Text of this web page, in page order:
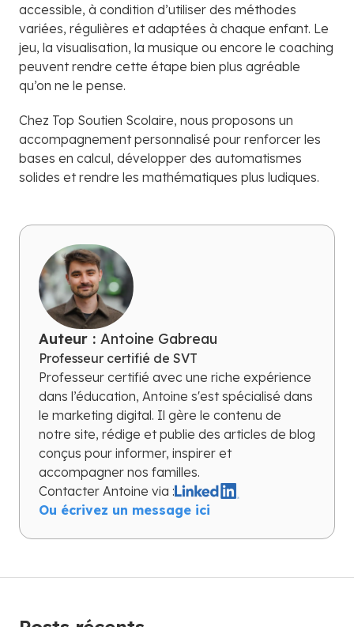
accessible, à condition d’utiliser des méthodes
variées, régulières et adaptées à chaque enfant. Le
jeu, la visualisation, la musique ou encore le coaching
peuvent rendre cette étape bien plus agréable
qu’on ne le pense.
Chez Top Soutien Scolaire, nous proposons un
accompagnement personnalisé pour renforcer les
bases en calcul, développer des automatismes
solides et rendre les mathématiques plus ludiques.
Auteur : Antoine Gabreau
Professeur certifié de SVT
Professeur certifié avec une riche expérience
dans l’éducation, Antoine s'est spécialisé dans
le marketing digital. Il gère le contenu de
notre site, rédige et publie des articles de blog
conçus pour informer, inspirer et
accompagner nos familles.
Contacter Antoine via :
Ou écrivez un message ici